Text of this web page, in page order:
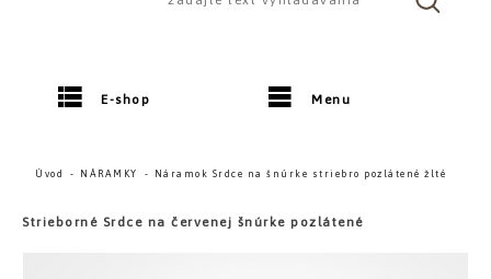
E-shop Menu
Úvod NÁRAMKY Náramok Srdce na šnúrke striebro pozlátené žlté
Strieborné Srdce na červenej šnúrke pozlátené